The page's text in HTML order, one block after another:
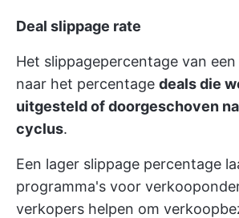
Deal slippage rate
Het slippagepercentage van
naar het percentage deals die
uitgesteld of doorgeschoven
cyclus.
Een lager slippage percentage
programma's voor
verkopers helpen om